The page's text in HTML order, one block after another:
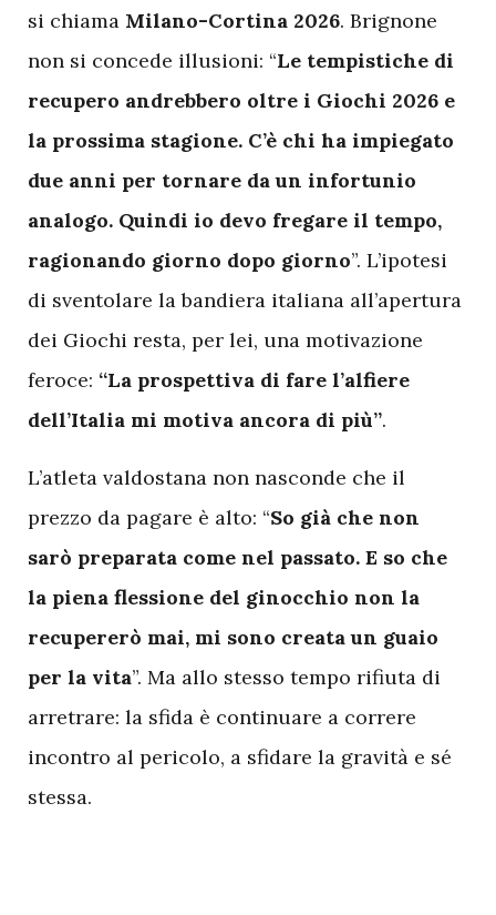
si chiama Milano-Cortina 2026. Brignone
non si concede illusioni: “Le tempistiche di
recupero andrebbero oltre i Giochi 2026 e
la prossima stagione. C’è chi ha impiegato
due anni per tornare da un infortunio
analogo. Quindi io devo fregare il tempo,
ragionando giorno dopo giorno”. L’ipotesi
di sventolare la bandiera italiana all’apertura
dei Giochi resta, per lei, una motivazione
feroce: “La prospettiva di fare l’alfiere
dell’Italia mi motiva ancora di più”.
L’atleta valdostana non nasconde che il
prezzo da pagare è alto: “So già che non
sarò preparata come nel passato. E so che
la piena flessione del ginocchio non la
recupererò mai, mi sono creata un guaio
per la vita”. Ma allo stesso tempo rifiuta di
arretrare: la sfida è continuare a correre
incontro al pericolo, a sfidare la gravità e sé
stessa.